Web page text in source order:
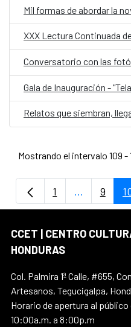
XXX Lectura Continuada
Mostrando el intervalo 109 -
Página
1 ...Páginas
9
CCET | CENTRO
HONDURAS
Col. Palmira 1ª Calle, #655,
Artesanos, Tegucigalpa,
Horario de apertura al público
10:00a.m. a 8:00p.m